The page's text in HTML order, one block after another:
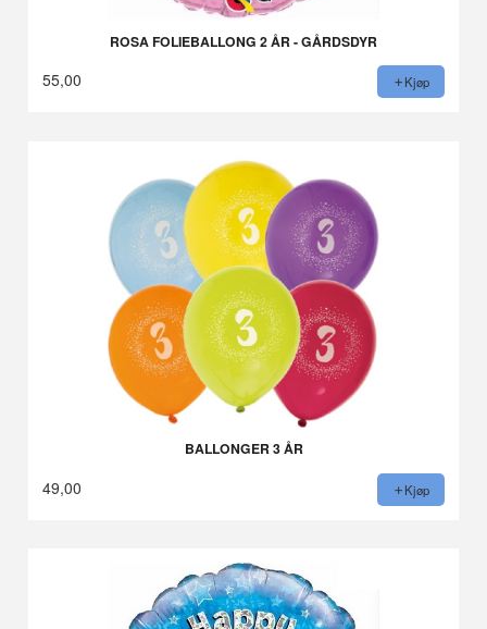
ROSA FOLIEBALLONG 2 ÅR - GÅRDSDYR
55,00 Kjøp
BALLONGER 3 ÅR
49,00 Kjøp